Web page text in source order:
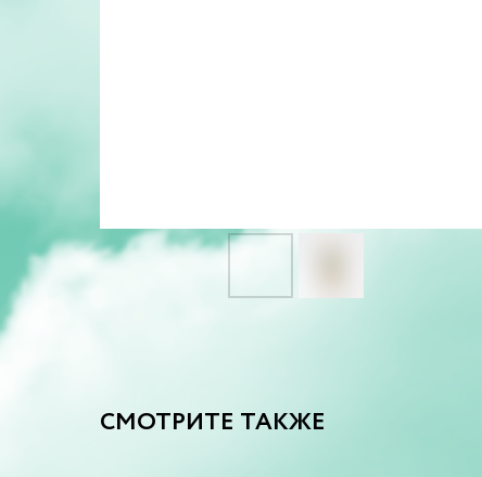
СМОТРИТЕ ТАКЖЕ